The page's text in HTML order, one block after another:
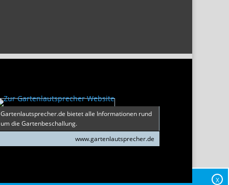
Gartenlautsprecher.de bietet alle Informationen rund
um die Gartenbeschallung.
www.gartenlautsprecher.de
X